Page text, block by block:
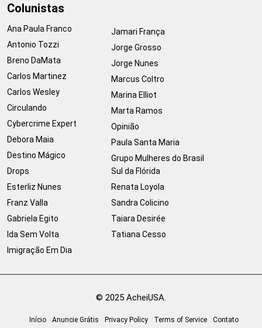
Colunistas
Ana Paula Franco
Antonio Tozzi
Breno DaMata
Carlos Martinez
Carlos Wesley
Circulando
Cybercrime Expert
Debora Maia
Destino Mágico
Drops
Esterliz Nunes
Franz Valla
Gabriela Egito
Ida Sem Volta
Imigração Em Dia
Jamari França
Jorge Grosso
Jorge Nunes
Marcus Coltro
Marina Elliot
Marta Ramos
Opinião
Paula Santa Maria
Grupo Mulheres do Brasil
Sul da Flórida
Renata Loyola
Sandra Colicino
Taiara Desirée
Tatiana Cesso
© 2025 AcheiUSA.
Início Anuncie Grátis Privacy Policy Terms of Service Contato